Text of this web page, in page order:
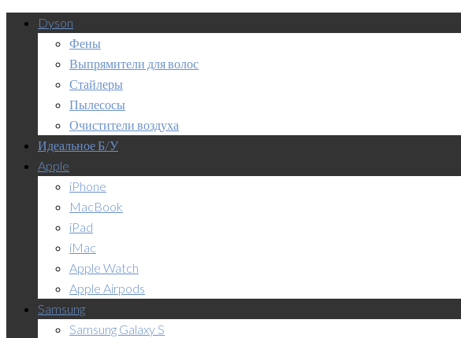
Dyson
Фены
Выпрямители для волос
Стайлеры
Пылесосы
Очистители воздуха
Идеальное Б/У
Apple
iPhone
MacBook
iPad
iMac
Apple Watch
Apple Airpods
Samsung
Samsung Galaxy S